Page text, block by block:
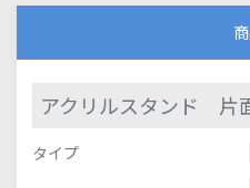
アクリルスタンド
タイプ